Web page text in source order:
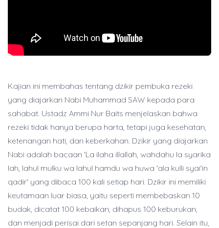
Kajian ini membahas tentang dzikir pembuka rezeki
yang diajarkan Nabi Muhammad SAW kepada para
sahabat. Ustadz Ammi Nur Baits menjelaskan bahwa
rezeki tidak hanya berupa harta, tetapi juga kesehatan,
ketenangan hati, dan keberkahan. Dzikir yang diajarkan
Nabi adalah bacaan 'La ilaha illallah, wahdahu la syarika
lah, lahul mulku wa lahul hamdu wa huwa 'ala kulli syai'in
qadir' yang dibaca 100 kali setiap hari. Dzikir ini memiliki
keutamaan luar biasa, yaitu seperti membebaskan 10
budak, dicatat 100 kebaikan, dihapus 100 keburukan,
dan menjadi perisai dari setan sepanjang hari. Selain itu,